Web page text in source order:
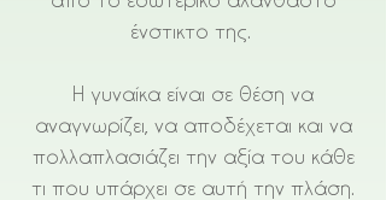
ένστικτο της.
Η γυναίκα είναι σε θέση να
αναγνωρίζει, να αποδέχεται και να
πολλαπλασιάζει την αξία του κάθε
τι που υπάρχει σε αυτή την πλάση.